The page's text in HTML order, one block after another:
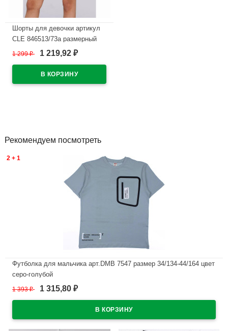
Шорты для девочки артикул
CLE 846513/73а размерный
ряд 34/134-42/158 цвет
1 299₽ 1 219,92 ₽
Рекомендуем посмотреть
2 + 1
Футболка для мальчика арт.DMB 7547 размер 34/134-44/164 цвет
серо-голубой
В наличии
1 393₽ 1 315,80 ₽